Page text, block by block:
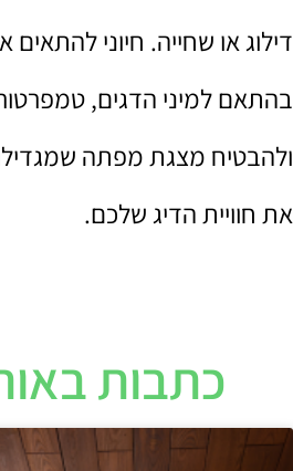
דילוג או שחייה. חיוני
בהתאם למיני הדגים,
ולהבטיח מצגת מפתה
את חוויית הדיג שלכם.
כתבות